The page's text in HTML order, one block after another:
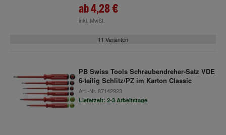
ab4,28 €
inkl. MwSt.
11 Varianten
PB Swiss Tools Schraubendreher-Satz VDE
6-teilig Schlitz/PZ im Karton Classic
Art.-Nr. 87142923
Lieferzeit: 2-3 Arbeitstage